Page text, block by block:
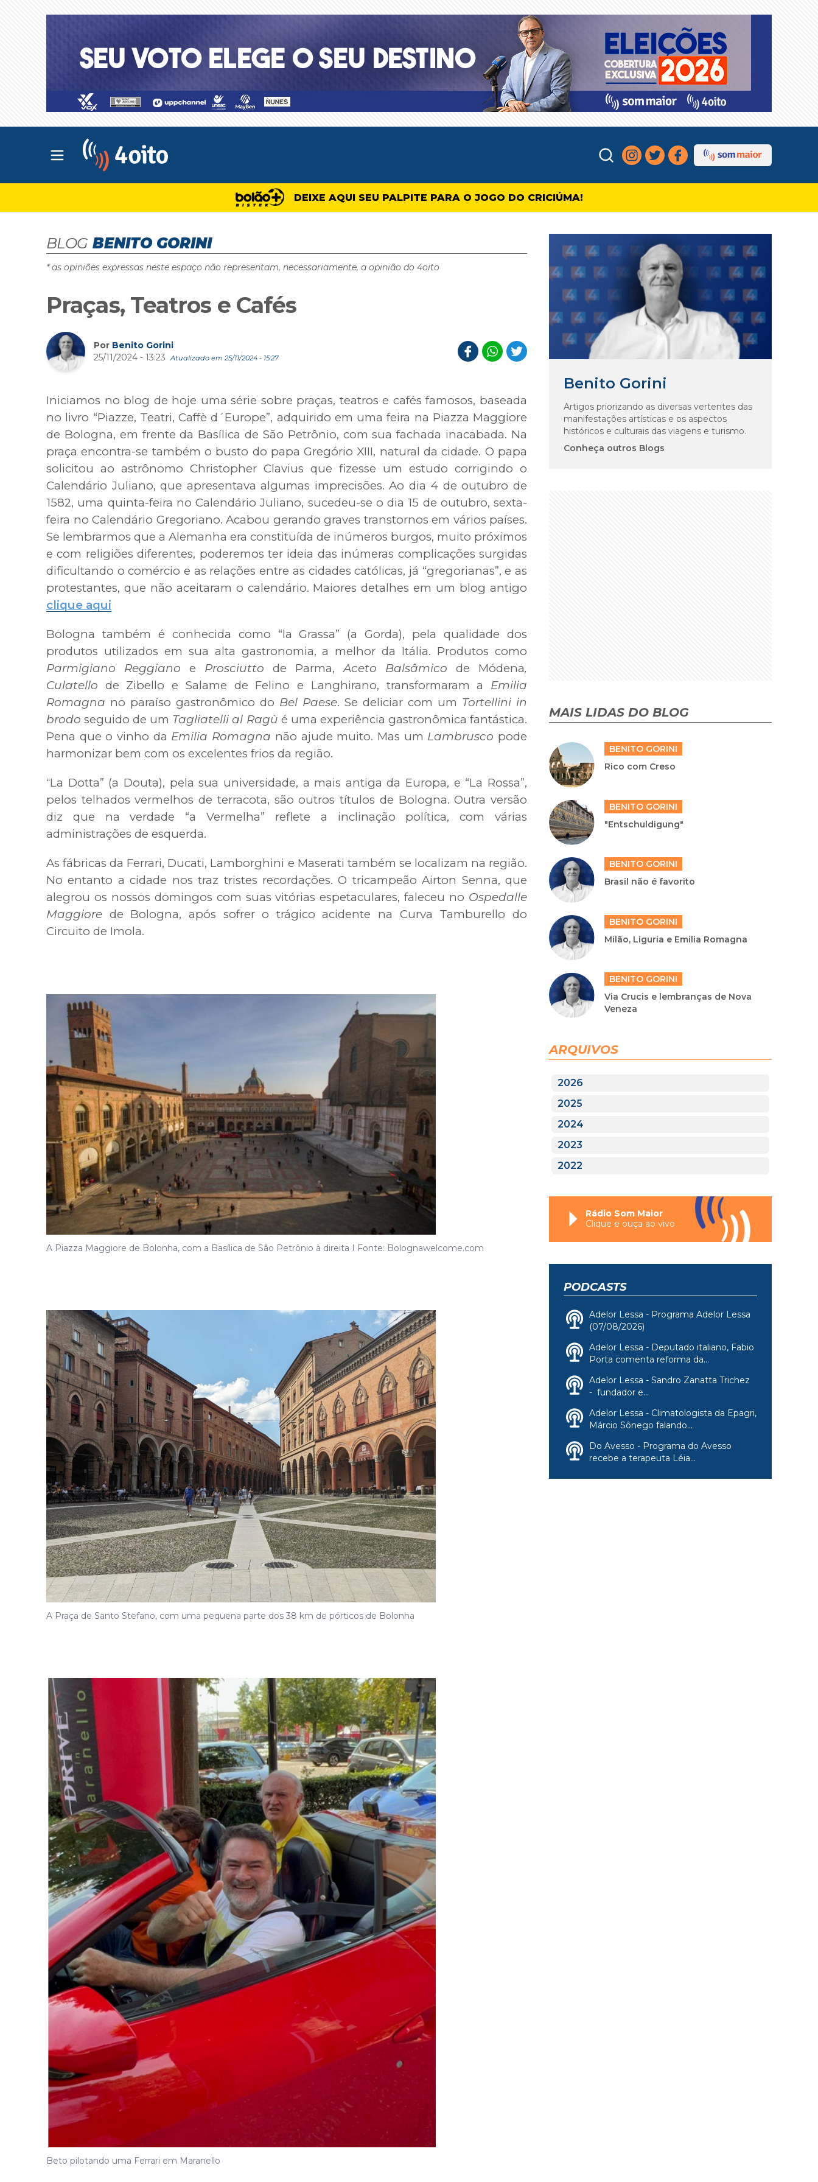
Abrir menu principal
DEIXE AQUI SEU PALPITE PARA O JOGO DO CRICIÚMA!
BLOG BENITO GORINI
* as opiniões expressas neste espaço não representam, necessariamente, a opinião do 4oito
Praças, Teatros e Cafés
Por Benito Gorini
25/11/2024 - 13:23
Atualizado em 25/11/2024 - 15:27
Iniciamos no blog de hoje uma série sobre praças, teatros e cafés famosos, baseada
no livro “Piazze, Teatri, Caffè d´Europe”, adquirido em uma feira na Piazza Maggiore
de Bologna, em frente da Basílica de São Petrônio, com sua fachada inacabada. Na
praça encontra-se também o busto do papa Gregório XIII, natural da cidade. O papa
solicitou ao astrônomo Christopher Clavius que fizesse um estudo corrigindo o
Calendário Juliano, que apresentava algumas imprecisões. Ao dia 4 de outubro de
1582, uma quinta-feira no Calendário Juliano, sucedeu-se o dia 15 de outubro, sexta-
feira no Calendário Gregoriano. Acabou gerando graves transtornos em vários países.
Se lembrarmos que a Alemanha era constituída de inúmeros burgos, muito próximos
e com religiões diferentes, poderemos ter ideia das inúmeras complicações surgidas
dificultando o comércio e as relações entre as cidades católicas, já “gregorianas”, e as
protestantes, que não aceitaram o calendário. Maiores detalhes em um blog antigo
clique aqui
Bologna também é conhecida como “la Grassa” (a Gorda), pela qualidade dos
produtos utilizados em sua alta gastronomia, a melhor da Itália. Produtos como
Parmigiano Reggiano e Prosciutto de Parma,Aceto Balsâmico de Módena,
Culatello de Zibello e Salame de Felino e Langhirano, transformaram a Emilia
Romagna no paraíso gastronômico do Bel Paese. Se deliciar com um Tortellini in
brodo seguido de um Tagliatelli al Ragù é uma experiência gastronômica fantástica.
Pena que o vinho da Emilia Romagna não ajude muito. Mas um Lambrusco pode
harmonizar bem com os excelentes frios da região.
“La Dotta” (a Douta), pela sua universidade, a mais antiga da Europa, e “La Rossa”,
pelos telhados vermelhos de terracota, são outros títulos de Bologna. Outra versão
diz que na verdade “a Vermelha” reflete a inclinação política, com várias
administrações de esquerda.
As fábricas da Ferrari, Ducati, Lamborghini e Maserati também se localizam na região.
No entanto a cidade nos traz tristes recordações. O tricampeão Airton Senna, que
alegrou os nossos domingos com suas vitórias espetaculares, faleceu no Ospedalle
Maggiore de Bologna, após sofrer o trágico acidente na Curva Tamburello do
Circuito de Imola.
A Piazza Maggiore de Bolonha, com a Basílica de São Petrônio à direita I Fonte: Bolognawelcome.com
A Praça de Santo Stefano, com uma pequena parte dos 38 km de pórticos de Bolonha
Beto pilotando uma Ferrari em Maranello
Benito Gorini
Artigos priorizando as diversas vertentes das
manifestações artísticas e os aspectos
históricos e culturais das viagens e turismo.
Conheça outros Blogs
MAIS LIDAS DO BLOG
BENITO GORINI
Rico com Creso
BENITO GORINI
"Entschuldigung"
BENITO GORINI
Brasil não é favorito
BENITO GORINI
Milão, Liguria e Emilia Romagna
BENITO GORINI
Via Crucis e lembranças de Nova
Veneza
ARQUIVOS
2026
2025
2024
2023
2022
Rádio Som Maior
Clique e ouça ao vivo
PODCASTS
Adelor Lessa - Programa Adelor Lessa
(07/08/2026)
Adelor Lessa - Deputado italiano, Fabio
Porta comenta reforma da...
Adelor Lessa - Sandro Zanatta Trichez
- fundador e...
Adelor Lessa - Climatologista da Epagri,
Márcio Sônego falando...
Do Avesso - Programa do Avesso
recebe a terapeuta Léia...